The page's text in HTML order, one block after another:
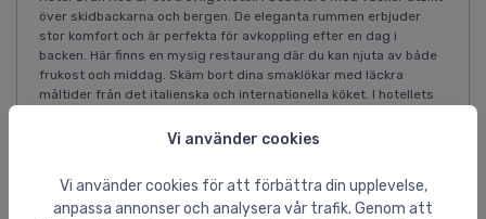
Vi använder cookies
Vi använder cookies för att förbättra din upplevelse,
anpassa annonser och analysera vår trafik. Genom att
över skidbackarna och bergen. De eleganta rummen erbjuder
stor komfort och är perfekta för avkoppling efter en dag i
backen. Här finns en mysig restaurang där du kan njuta av både
frukost och middag. Skäm bort dina smaklökar med läckra
måltider från det italienska och internationella köket. I hotellets
och/eller mellanmål och bara njuta.